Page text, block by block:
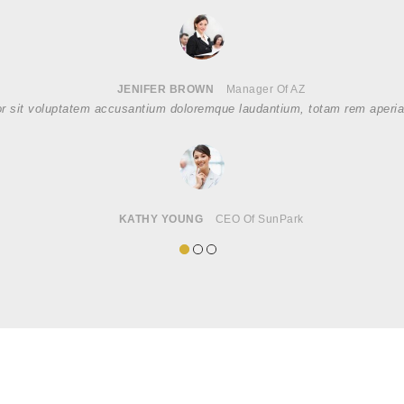
JENIFER BROWN Manager Of AZ
voluptatem accusantium doloremque laudantium, totam rem
KATHY YOUNG CEO Of SunPark